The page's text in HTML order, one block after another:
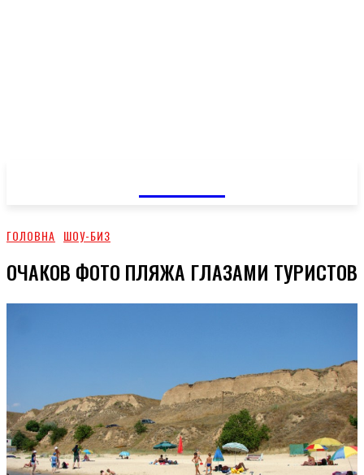
ГОЛОВНА ШОУ-БИЗ
ОЧАКОВ ФОТО ПЛЯЖА ГЛАЗАМИ ТУРИСТОВ